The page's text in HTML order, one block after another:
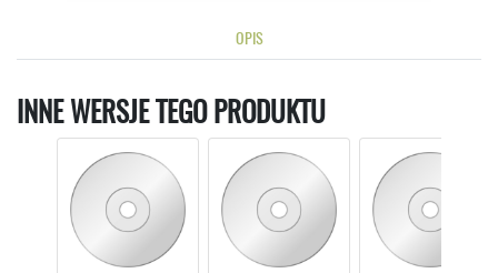
OPIS
INNE WERSJE TEGO PRODUKTU